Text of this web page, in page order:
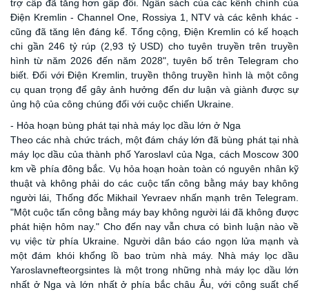
trợ cấp đã tăng hơn gấp đôi. Ngân sách của các kênh chính của
Điện Kremlin - Channel One, Rossiya 1, NTV và các kênh khác -
cũng đã tăng lên đáng kể. Tổng cộng, Điện Kremlin có kế hoạch
chi gần 246 tỷ rúp (2,93 tỷ USD) cho tuyên truyền trên truyền
hình từ năm 2026 đến năm 2028", tuyên bố trên Telegram cho
biết. Đối với Điện Kremlin, truyền thông truyền hình là một công
cụ quan trọng để gây ảnh hưởng đến dư luận và giành được sự
ủng hộ của công chúng đối với cuộc chiến Ukraine.
- Hỏa hoạn bùng phát tại nhà máy lọc dầu lớn ở Nga
Theo các nhà chức trách, một đám cháy lớn đã bùng phát tại nhà
máy lọc dầu của thành phố Yaroslavl của Nga, cách Moscow 300
km về phía đông bắc. Vụ hỏa hoạn hoàn toàn có nguyên nhân kỹ
thuật và không phải do các cuộc tấn công bằng máy bay không
người lái, Thống đốc Mikhail Yevraev nhấn mạnh trên Telegram.
"Một cuộc tấn công bằng máy bay không người lái đã không được
phát hiện hôm nay." Cho đến nay vẫn chưa có bình luận nào về
vụ việc từ phía Ukraine. Người dân báo cáo ngọn lửa mạnh và
một đám khói khổng lồ bao trùm nhà máy. Nhà máy lọc dầu
Yaroslavnefteorgsintes là một trong những nhà máy lọc dầu lớn
nhất ở Nga và lớn nhất ở phía bắc châu Âu, với công suất chế